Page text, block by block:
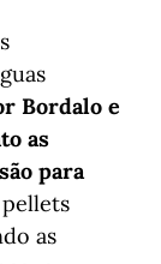
Bordalo e
as
para
as